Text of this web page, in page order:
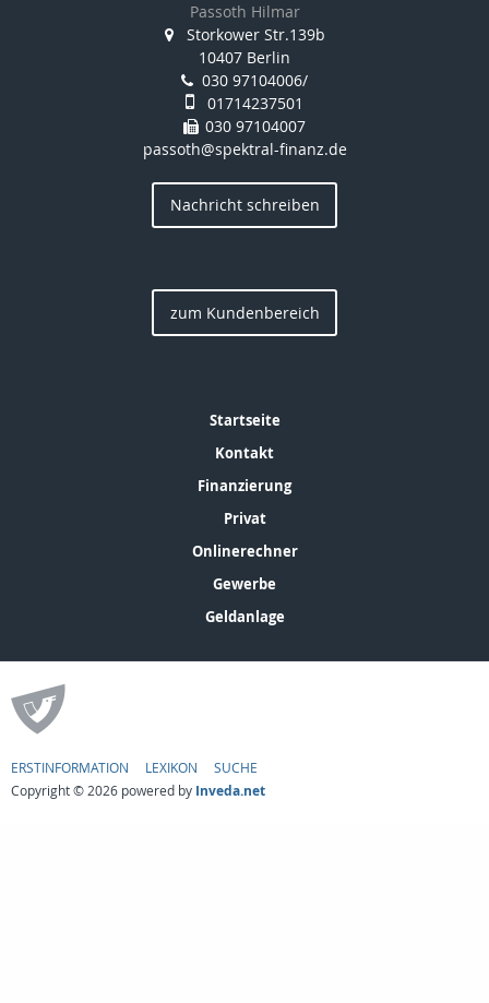
Passoth Hilmar
Storkower Str.139b
10407 Berlin
030 97104006/
01714237501
030 97104007
passoth@spektral-finanz.de
Nachricht schreiben
zum Kundenbereich
Startseite
Kontakt
Finanzierung
Privat
Onlinerechner
Gewerbe
Geldanlage
ERSTINFORMATION LEXIKON
SUCHE
Copyright © 2026 powered by Inveda.net